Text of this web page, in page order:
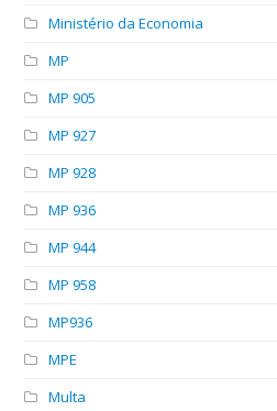
Ministério da Economia
MP
MP 905
MP 927
MP 928
MP 936
MP 944
MP 958
MP936
MPE
Multa